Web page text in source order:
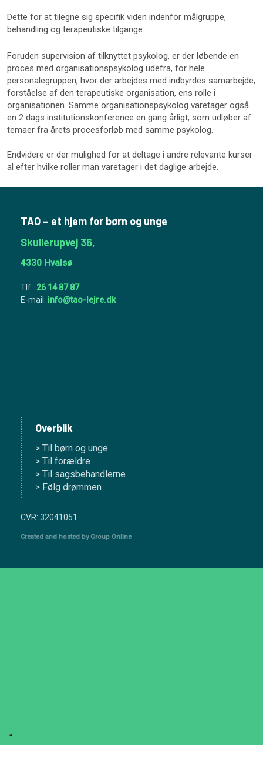
Dette for at tilegne sig specifik viden indenfor målgruppe,
behandling og terapeutiske tilgange.
​Foruden supervision af tilknyttet psykolog, er der løbende en
proces med organisationspsykolog udefra, for hele
personalegruppen, hvor der arbejdes med indbyrdes samarbejde,
forståelse af den terapeutiske organisation, ens rolle i
organisationen. Samme organisationspsykolog varetager også
en 2 dags institutionskonference en gang årligt, som udløber af
temaer fra årets procesforløb med samme psykolog.
Endvidere er der mulighed for at deltage i andre relevante kurser
al efter hvilke roller man varetager i det daglige arbejde.
TAO – et hjem for børn og unge
Skullerupvej 36,
​4330 ​Hvalsø
Tlf.: 26 14 87 87
E-mail: info@tao-lejre.dk​
Overblik
> Til børn og unge
> Til forældre
> Til sagsbehandlerne
> Følg drømmen
CVR: 32041051​
Created and hosted by Group Online